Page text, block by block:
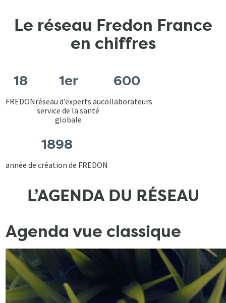
Le réseau Fredon France
en chiffres
18
FREDON
1er
réseau d’experts au
service de la santé
globale
600
collaborateurs
1898
année de création de FREDON
L’AGENDA DU RÉSEAU
Agenda vue classique